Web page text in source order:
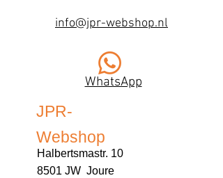
info@jpr-webshop.nl
WhatsApp
JPR-
Webshop
Halbertsmastr. 10
8501 JW Joure